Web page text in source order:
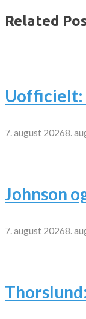
Related
Uofficielt:
7. august 20268.
Johnson
7. august 20268.